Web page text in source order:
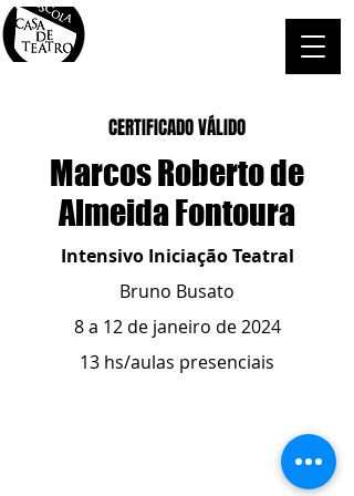
CERTIFICADO VÁLIDO
Marcos Roberto de
Almeida Fontoura
Intensivo Iniciação Teatral
Bruno Busato
8 a 12 de janeiro de 2024
13 hs/aulas presenciais
- whatsapp
contato@casadeteatropoa.com.br